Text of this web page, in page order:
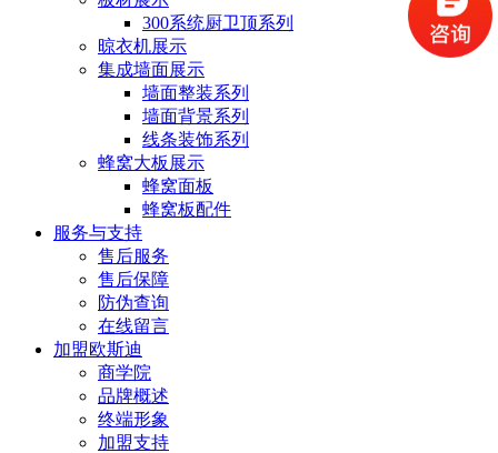
300系统厨卫顶系列
晾衣机展示
集成墙面展示
墙面整装系列
墙面背景系列
线条装饰系列
蜂窝大板展示
蜂窝面板
蜂窝板配件
服务与支持
售后服务
售后保障
防伪查询
在线留言
加盟欧斯迪
商学院
品牌概述
终端形象
加盟支持